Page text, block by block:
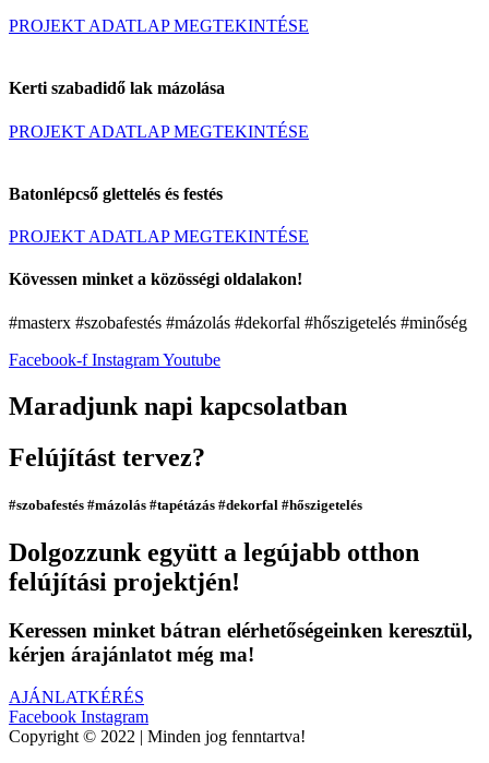
PROJEKT ADATLAP MEGTEKINTÉSE
Kerti szabadidő lak mázolása
PROJEKT ADATLAP MEGTEKINTÉSE
Batonlépcső glettelés és festés
PROJEKT ADATLAP MEGTEKINTÉSE
Kövessen minket a közösségi oldalakon!
#masterx #szobafestés #mázolás #dekorfal #hőszigetelés #minőség
Facebook-f InstagramYoutube
Maradjunk napi kapcsolatban
Felújítást tervez?
#szobafestés #mázolás #tapétázás #dekorfal #hőszigetelés
Dolgozzunk együtt a legújabb otthon
felújítási projektjén!
Keressen minket bátran elérhetőségeinken keresztül,
kérjen árajánlatot még ma!
AJÁNLATKÉRÉS
Facebook Instagram
Copyright © 2022 | Minden jog fenntartva!